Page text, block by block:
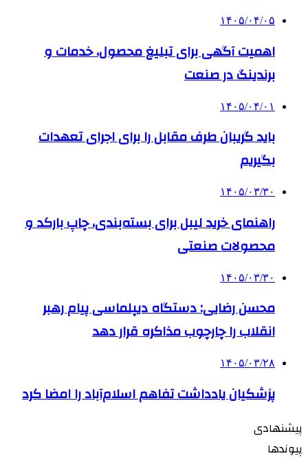
۱۴۰۵/۰۴/۰۵
اهمیت آگهی برای تبلیغ محصول، خدمات و
برندینگ در صنعت
۱۴۰۵/۰۴/۰۱
باید گریبان طرف مقابل را برای اجرای تعهدات
بگیریم
۱۴۰۵/۰۳/۳۰
راهنمای خرید لیبل برای بسته‌بندی، چاپ بارکد و
محصولات صنعتی
۱۴۰۵/۰۳/۳۰
محسن رضایی: دستگاه دیپلماسی پیام رهبر
انقلاب را چارچوب مذاکره قرار دهد
۱۴۰۵/۰۳/۲۸
پزشکیان یادداشت تفاهم اسلام‌آباد را امضا کرد
پیشنهادی
پیوندها